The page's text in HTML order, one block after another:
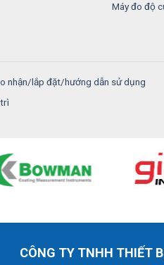
Máy đo độ
nhận/lắp đặt/hướng dẫn sử dụng
CÔNG TY TNHH THIẾT